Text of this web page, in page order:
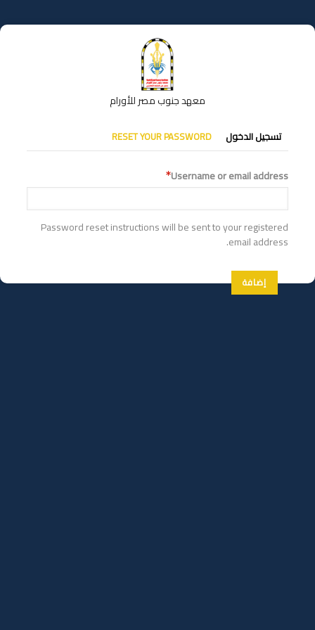
إلى
المحتوى
معهد جنوب مصر للأورام
التبويبات
الأساسية
تسجيل الدخول RESET YOUR PASSWORD
Username or email address
Password reset instructions will be sent to your registered
email address.